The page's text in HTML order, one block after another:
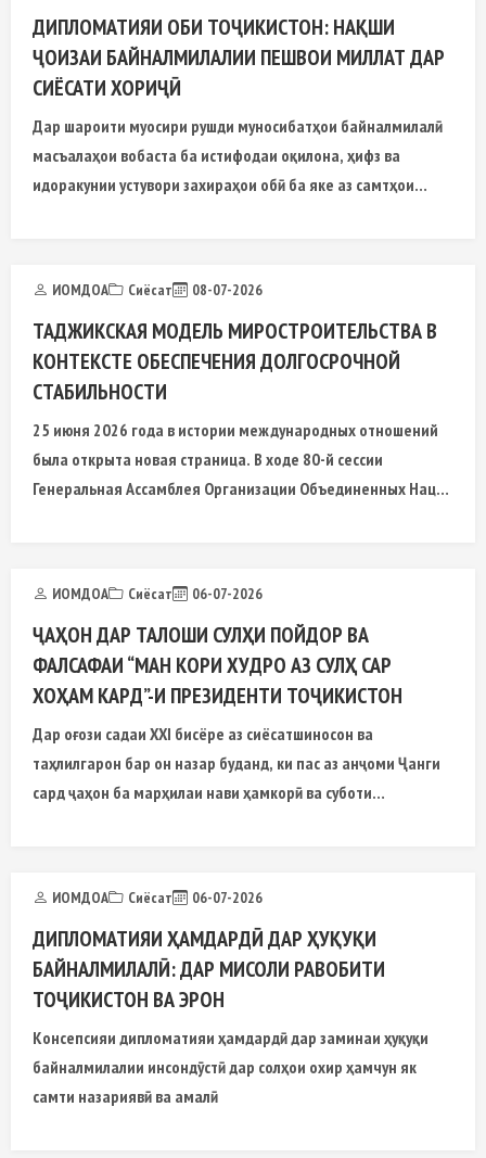
ДИПЛОМАТИЯИ ОБИ ТОҶИКИСТОН: НАҚШИ
ҶОИЗАИ БАЙНАЛМИЛАЛИИ ПЕШВОИ МИЛЛАТ ДАР
СИЁСАТИ ХОРИҶӢ
Дар шароити муосири рушди муносибатҳои байналмилалӣ
масъалаҳои вобаста ба истифодаи оқилона, ҳифз ва
идоракунии устувори захираҳои обӣ ба яке аз самтҳои
ИОМДОА Сиёсат 08-07-2026
ТАДЖИКСКАЯ МОДЕЛЬ МИРОСТРОИТЕЛЬСТВА В
КОНТЕКСТЕ ОБЕСПЕЧЕНИЯ ДОЛГОСРОЧНОЙ
СТАБИЛЬНОСТИ
25 июня 2026 года в истории международных отношений
была открыта новая страница. В ходе 80-й сессии
Генеральная Ассамблея Организации Объединенных Наций
ИОМДОА Сиёсат 06-07-2026
ҶАҲОН ДАР ТАЛОШИ СУЛҲИ ПОЙДОР ВА
ФАЛСАФАИ “МАН КОРИ ХУДРО АЗ СУЛҲ САР
ХОҲАМ КАРД”-И ПРЕЗИДЕНТИ ТОҶИКИСТОН
Дар оғози садаи XXI бисёре аз сиёсатшиносон ва
таҳлилгарон бар он назар буданд, ки пас аз анҷоми Ҷанги
сард ҷаҳон ба марҳилаи нави ҳамкорӣ ва суботи
ИОМДОА Сиёсат 06-07-2026
ДИПЛОМАТИЯИ ҲАМДАРДӢ ДАР ҲУҚУҚИ
БАЙНАЛМИЛАЛӢ: ДАР МИСОЛИ РАВОБИТИ
ТОҶИКИСТОН ВА ЭРОН
Консепсияи дипломатияи ҳамдардӣ дар заминаи ҳуқуқи
байналмилалии инсондӯстӣ дар солҳои охир ҳамчун як
самти назариявӣ ва амалӣ